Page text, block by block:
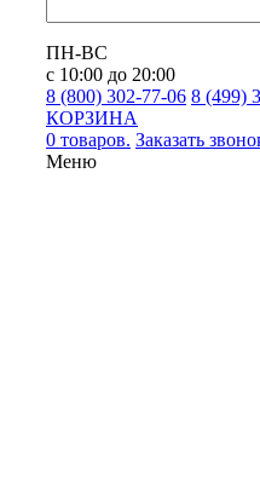
ПН-ВС
с 10:00 до 20:00
8 (800) 302-77-06 8 (499)
КОРЗИНА
0 товаров. Заказать
Меню